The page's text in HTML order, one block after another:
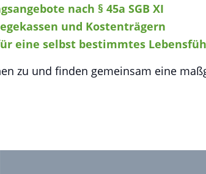
nach § 45a SGB XI
und Kostenträgern
eine selbst bestimmtes
zu und finden gemeinsam eine